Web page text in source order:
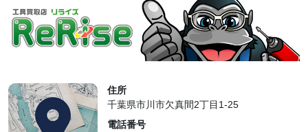
住所
千葉県市川市欠真間2丁目1-25
電話番号